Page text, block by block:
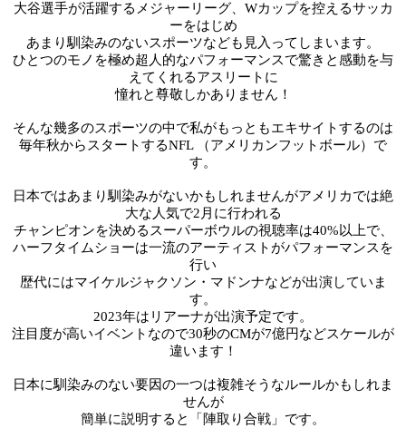
大谷選手が活躍するメジャーリーグ、 Wカップを控えるサッカ
ーをはじめ
あまり馴染みのないスポーツなども 見入ってしまいます。
ひとつのモノを極め超人的なパフォーマンスで驚きと感動を与
えてくれるアスリートに
憧れと尊敬しかありません！
そんな幾多のスポーツの中で私がもっともエキサイトするのは
毎年秋からスタートするNFL （アメリカンフットボール）で
す。
日本ではあまり馴染みがないかもしれませんがアメリカでは絶
大な人気で2月に行われる
チャンピオンを決めるスーパーボウルの視聴率は40%以上で、
ハーフタイムショーは一流のアーティストがパフォーマンスを
行い
歴代にはマイケルジャクソン・マドンナなどが出演していま
す。
2023年はリアーナが出演予定です。
注目度が高いイベントなので30秒のCMが7億円などスケールが
違います！
日本に馴染みのない要因の一つは複雑そうなルールかもしれま
せんが
簡単に説明すると
「陣取り合戦」です。